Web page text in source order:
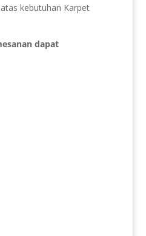
kebutuhan Karpet
dapat